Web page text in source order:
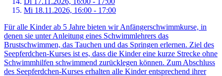
Mi 18.11.2026, 16:00 - 17:00
Für alle Kinder ab 5 Jahre bieten wir Anfängerschwimmkurse, in
denen sie unter Anleitung eines Schwimmlehrers das
Brustschwimmen, das Tauchen und das Springen erlernen. Ziel des
Seepferdchen-Kurses ist es, dass die Kinder eine kurze Strecke ohne
Schwimmhilfen schwimmend zurücklegen können. Zum Abschluss
des Seepferdchen-Kurses erhalten alle Kinder entsprechend ihrer